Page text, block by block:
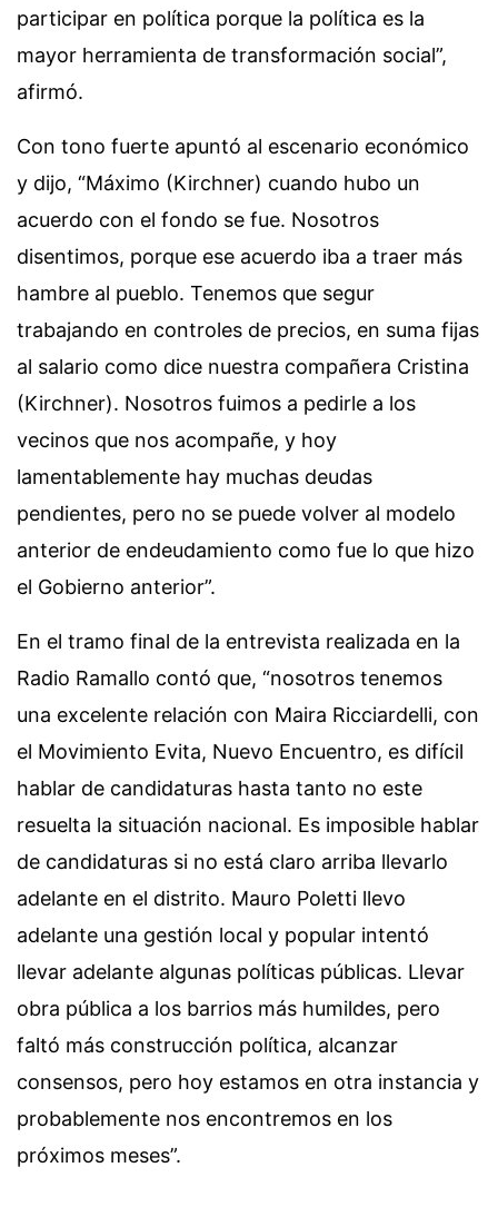
participar en política porque la política es la
mayor herramienta de transformación social”,
afirmó.
Con tono fuerte apuntó al escenario económico
y dijo, “Máximo (Kirchner) cuando hubo un
acuerdo con el fondo se fue. Nosotros
disentimos, porque ese acuerdo iba a traer más
hambre al pueblo. Tenemos que segur
trabajando en controles de precios, en suma fijas
al salario como dice nuestra compañera Cristina
(Kirchner). Nosotros fuimos a pedirle a los
vecinos que nos acompañe, y hoy
lamentablemente hay muchas deudas
pendientes, pero no se puede volver al modelo
anterior de endeudamiento como fue lo que hizo
el Gobierno anterior”.
En el tramo final de la entrevista realizada en la
Radio Ramallo contó que, “nosotros tenemos
una excelente relación con Maira Ricciardelli, con
el Movimiento Evita, Nuevo Encuentro, es difícil
hablar de candidaturas hasta tanto no este
resuelta la situación nacional. Es imposible hablar
de candidaturas si no está claro arriba llevarlo
adelante en el distrito. Mauro Poletti llevo
adelante una gestión local y popular intentó
llevar adelante algunas políticas públicas. Llevar
obra pública a los barrios más humildes, pero
faltó más construcción política, alcanzar
consensos, pero hoy estamos en otra instancia y
probablemente nos encontremos en los
próximos meses”.